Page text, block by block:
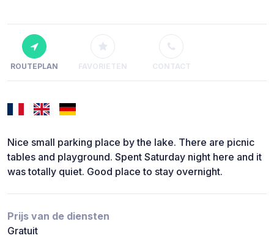
ROUTEPLAN FAVORIETEN CONTACT
Nice small parking place by the lake. There are picnic
tables and playground. Spent Saturday night here and it
was totally quiet. Good place to stay overnight.
Prijs van de diensten
Gratuit